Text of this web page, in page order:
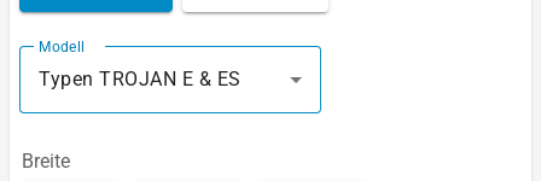
Modell
Typen TROJAN E & ES
Breite